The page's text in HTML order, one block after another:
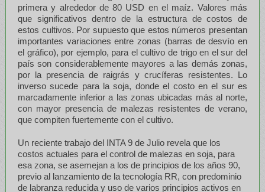
primera y alrededor de 80 USD en el maíz. Valores más
que significativos dentro de la estructura de costos de
estos cultivos. Por supuesto que estos números presentan
importantes variaciones entre zonas (barras de desvío en
el gráfico), por ejemplo, para el cultivo de trigo en el sur del
país son considerablemente mayores a las demás zonas,
por la presencia de raigrás y crucíferas resistentes. Lo
inverso sucede para la soja, donde el costo en el sur es
marcadamente inferior a las zonas ubicadas más al norte,
con mayor presencia de malezas resistentes de verano,
que compiten fuertemente con el cultivo.
Un reciente trabajo del INTA 9 de Julio revela que los
costos actuales para el control de malezas en soja, para
esa zona, se asemejan a los de principios de los años 90,
previo al lanzamiento de la tecnología RR, con predominio
de labranza reducida y uso de varios principios activos en